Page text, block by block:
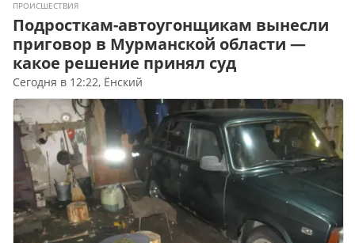
ПРОИСШЕСТВИЯ
Подросткам-автоугонщикам вынесли
приговор в Мурманской области —
какое решение принял суд
Сегодня в 12:22, Ёнский